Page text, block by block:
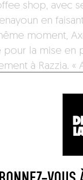
shop, avec
en
moment,
pour la mise en
à Razzia.
le chiffre
un lieu très
les goûters
2013, il n’y
brut et le